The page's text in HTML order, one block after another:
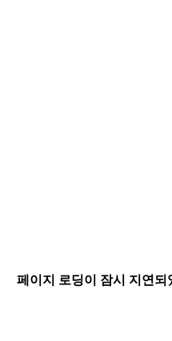
페이지 로딩이 잠시 지연